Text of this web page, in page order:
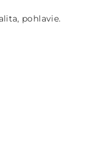
pohlavie.